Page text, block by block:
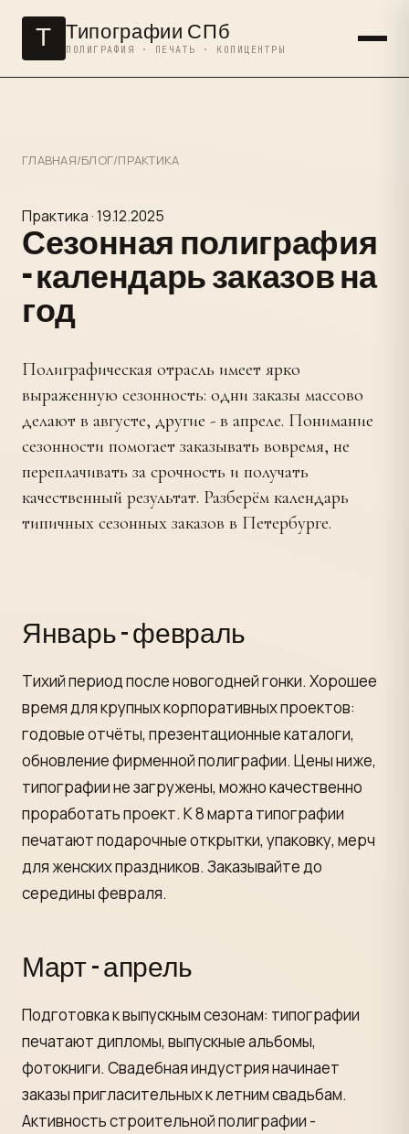
Т Типографии СПб
ПОЛИГРАФИЯ · ПЕЧАТЬ · КОПИЦЕНТРЫ
ГЛАВНАЯ/БЛОГ/ПРАКТИКА
Практика · 19.12.2025
Сезонная полиграфия
- календарь заказов на
год
Полиграфическая отрасль имеет ярко
выраженную сезонность: одни заказы массово
делают в августе, другие - в апреле. Понимание
сезонности помогает заказывать вовремя, не
переплачивать за срочность и получать
качественный результат. Разберём календарь
типичных сезонных заказов в Петербурге.
Январь - февраль
Тихий период после новогодней гонки. Хорошее
время для крупных корпоративных проектов:
годовые отчёты, презентационные каталоги,
обновление фирменной полиграфии. Цены ниже,
типографии не загружены, можно качественно
проработать проект. К 8 марта типографии
печатают подарочные открытки, упаковку, мерч
для женских праздников. Заказывайте до
середины февраля.
Март - апрель
Подготовка к выпускным сезонам: типографии
печатают дипломы, выпускные альбомы,
фотокниги. Свадебная индустрия начинает
заказы пригласительных к летним свадьбам.
Активность строительной полиграфии -